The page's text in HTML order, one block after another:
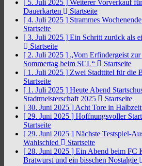
[ 5. Juli 2025 ] Weiterer Vorverkauf
Dauerkarten
Startseite
[ 4. Juli 2025 ] Strammes
Startseite
[ 3. Juli 2025 ] Ein Schritt zurück als
Startseite
[ 2. Juli 2025 ] „Vom Erfindergeist
Sommertag beim SCL“
Startseite
[ 1. Juli 2025 ] Zwei Stadttitel für die
Startseite
[ 1. Juli 2025 ] Heute Abend
Stadtmeisterschaft 2025
Startseite
[ 30. Juni 2025 ] Acht Tore in
[ 29. Juni 2025 ] Hoffnungsvoller
Startseite
[ 29. Juni 2025 ] Nächste Testspiel-
Wahlschied
Startseite
[ 28. Juni 2025 ] Ein Abend beim FC
Bratwurst und ein bisschen Nostalgie